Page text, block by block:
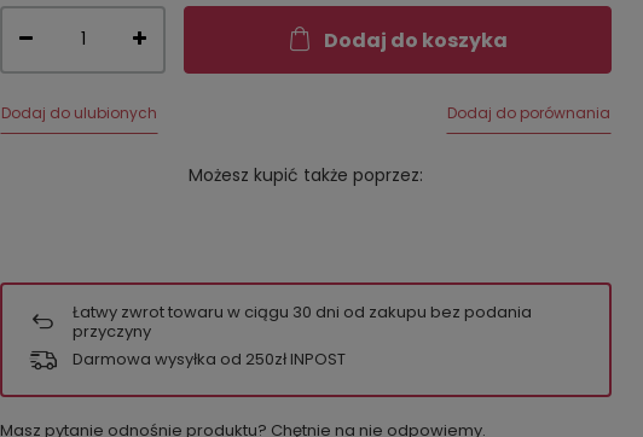
Dodaj do koszyka
Dodaj do ulubionych Dodaj do porównania
Możesz kupić także poprzez:
Łatwy zwrot towaru w ciągu 30 dni od zakupu bez podania
przyczyny
Darmowa wysyłka od 250zł INPOST
Masz pytanie odnośnie produktu? Chętnie na nie odpowiemy.